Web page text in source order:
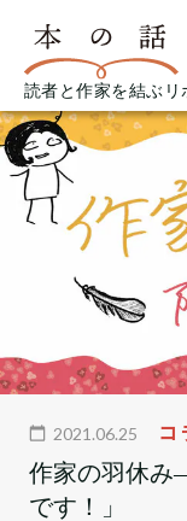
読者と作家を結ぶリ
2021.06.25 コ
作家の羽休み
です！」